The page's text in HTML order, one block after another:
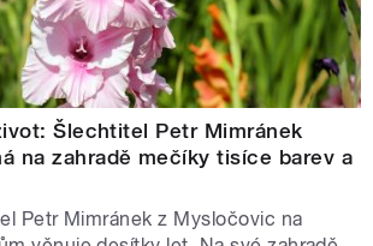
Šlechtitel Petr Mimránek
na zahradě mečíky tisíce barev a
Petr Mimránek z Mysločovic na